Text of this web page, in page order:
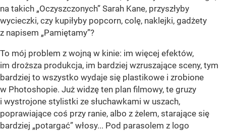
na takich „Oczyszczonych” Sarah Kane, przyszłyby
wycieczki, czy kupiłyby popcorn, colę, naklejki, gadżety
z napisem „Pamiętamy”?
To mój problem z wojną w kinie: im więcej efektów,
im droższa produkcja, im bardziej wzruszające sceny, tym
bardziej to wszystko wydaje się plastikowe i zrobione
w Photoshopie. Już widzę ten plan filmowy, te gruzy
i wystrojone stylistki ze słuchawkami w uszach,
poprawiające coś przy ranie, albo z żelem, starające się
bardziej „potargać” włosy... Pod parasolem z logo